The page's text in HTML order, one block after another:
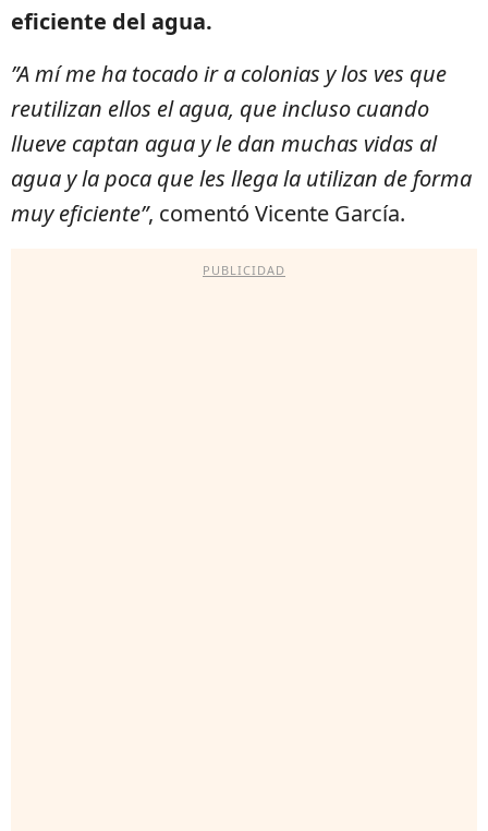
eficiente del agua.
”A mí me ha tocado ir a colonias y los ves que
reutilizan ellos el agua, que incluso cuando
llueve captan agua y le dan muchas vidas al
agua y la poca que les llega la utilizan de forma
muy eficiente”, comentó Vicente García.
PUBLICIDAD